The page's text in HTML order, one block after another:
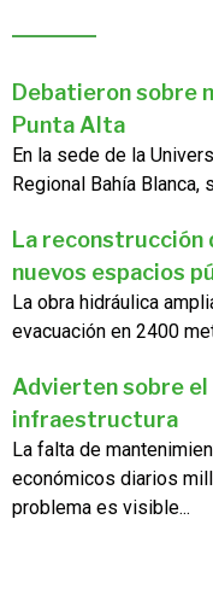
Debatieron sobre
Punta Alta
En la sede de la
Regional Bahía
La reconstrucción
nuevos espacios
La obra hidráulica
evacuación en 2400
Advierten sobre
infraestructura
La falta de
económicos diarios
problema es visible...